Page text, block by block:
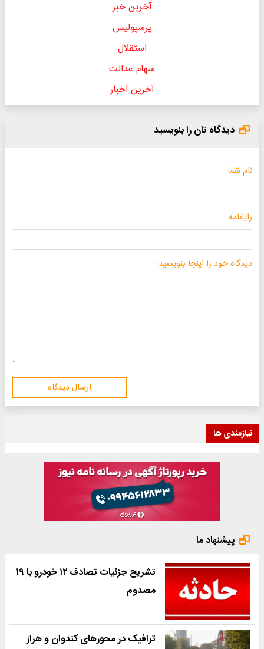
آخرین خبر
پرسپولیس
استقلال
سهام عدالت
آخرین اخبار
دیدگاه تان را بنویسید
نام شما
رایانامه
دیدگاه خود را اینجا بنویسید:
ارسال دیدگاه
نیازمندی ها
پیشنهاد ما
تشریح جزئیات تصادف ۱۲ خودرو با ۱۹
مصدوم
ترافیک در محورهای کندوان و هراز